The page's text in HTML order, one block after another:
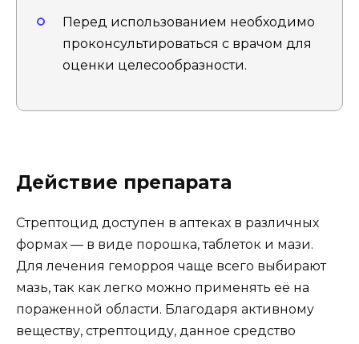
Перед использованием необходимо
проконсультироваться с врачом для
оценки целесообразности.
Действие препарата
Стрептоцид доступен в аптеках в различных
формах — в виде порошка, таблеток и мази.
Для лечения геморроя чаще всего выбирают
мазь, так как легко можно применять её на
пораженной области. Благодаря активному
веществу, стрептоциду, данное средство